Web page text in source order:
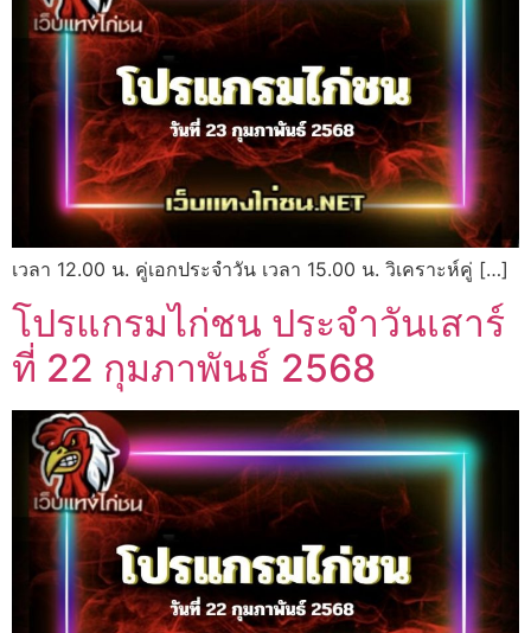
เวลา 12.00 น. คู่เอกประจำวัน เวลา 15.00 น. วิเคราะห์คู่ […]
โปรแกรมไก่ชน ประจำวันเสาร์
ที่ 22 กุมภาพันธ์ 2568